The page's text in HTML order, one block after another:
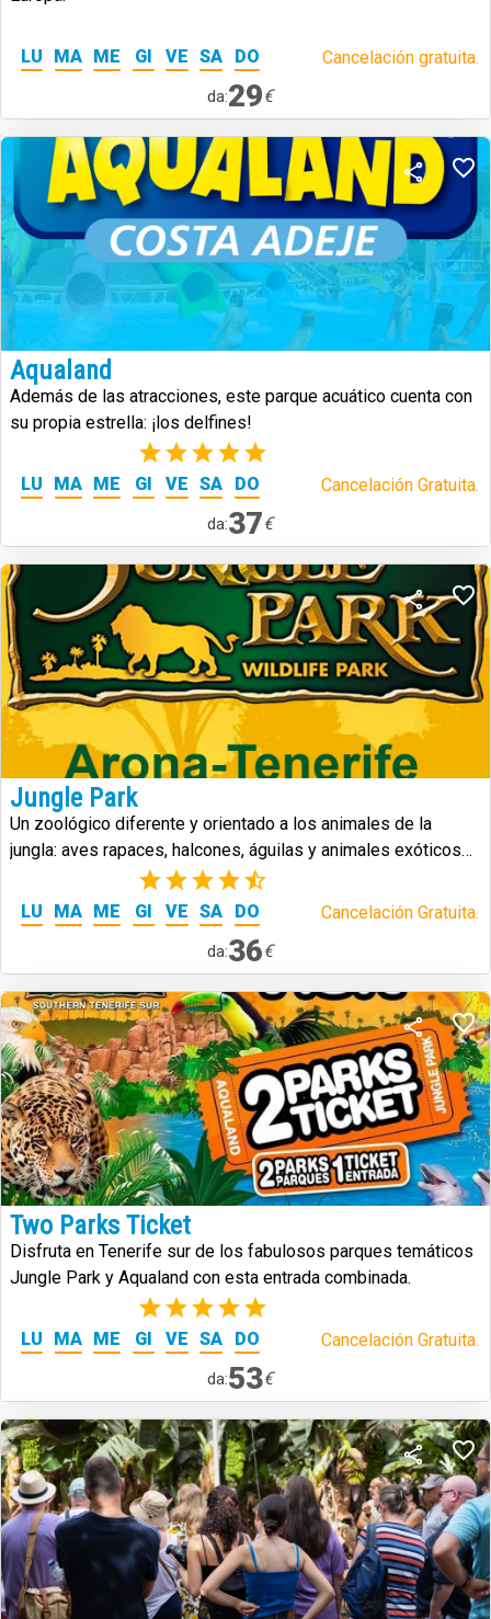
LU MA ME GI VE SA DO Cancelación gratuita.
da:29€
Aqualand
Además de las atracciones, este parque acuático cuenta con
su propia estrella: ¡los delfines!
(1)
LU MA ME GI VE SA DO Cancelación Gratuita.
da:37€
Jungle Park
Un zoológico diferente y orientado a los animales de la
jungla: aves rapaces, halcones, águilas y animales exóticos
(5)
LU MA ME GI VE SA DO Cancelación Gratuita.
da:36€
Two Parks Ticket
Disfruta en Tenerife sur de los fabulosos parques temáticos
Jungle Park y Aqualand con esta entrada combinada.
(2)
LU MA ME GI VE SA DO Cancelación Gratuita.
da:53€